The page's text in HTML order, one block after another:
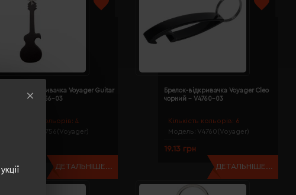
Кількість кольорів: 4
V4756(Voyager)
Брелок-відкривачка Voyager Guitar
чорний - V4756-03
ДЕТАЛЬНІШЕ...
Кількість кольорів: 6
Модель: V4760(Voyager)
Брелок-відкривачка Voyager Cleo
чорний - V4760-03
19.13 грн
ДЕТАЛЬНІШЕ...